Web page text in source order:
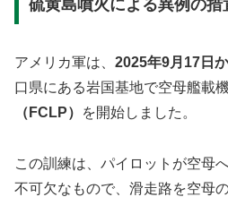
硫黄島噴火による異例の
アメリカ軍は、 2025年9月17日
口県にある岩国基地で空母艦載
（FCLP）
を開始しました。
この訓練は、パイロットが空母
不可欠なもので、滑走路を空母